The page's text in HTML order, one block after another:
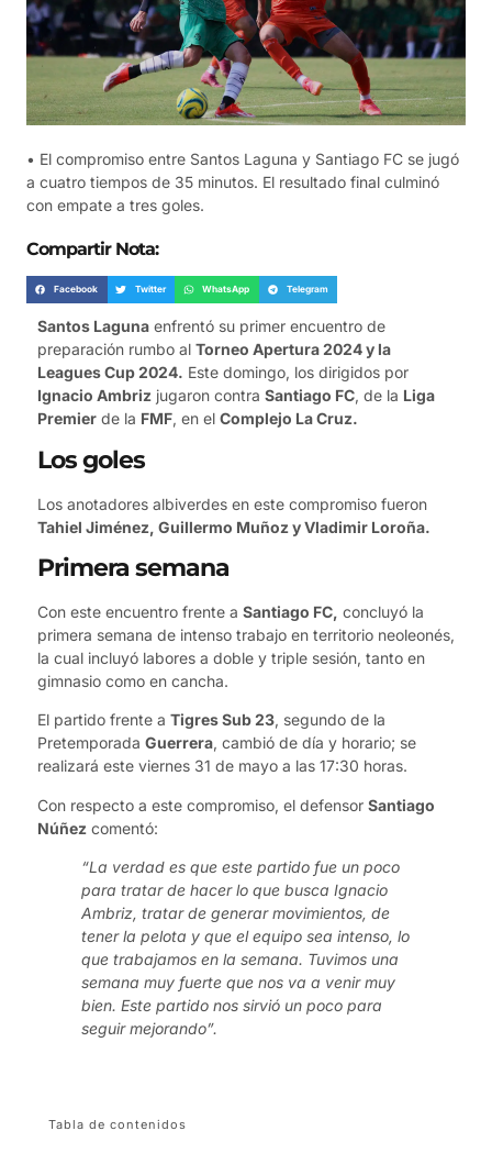
• El compromiso entre Santos Laguna y Santiago FC se jugó
a cuatro tiempos de 35 minutos. El resultado final culminó
con empate a tres goles.
Compartir Nota:
Facebook Twitter WhatsApp Telegram
Santos Laguna enfrentó su primer encuentro de
preparación rumbo al Torneo Apertura 2024 y la
Leagues Cup 2024. Este domingo, los dirigidos por
Ignacio Ambriz jugaron contra Santiago FC, de la Liga
Premier de la FMF, en el Complejo La Cruz.
Los goles
Los anotadores albiverdes en este compromiso fueron
Tahiel Jiménez, Guillermo Muñoz y Vladimir Loroña.
Primera semana
Con este encuentro frente a Santiago FC, concluyó la
primera semana de intenso trabajo en territorio neoleonés,
la cual incluyó labores a doble y triple sesión, tanto en
gimnasio como en cancha.
El partido frente a Tigres Sub 23, segundo de la
Pretemporada Guerrera, cambió de día y horario; se
realizará este viernes 31 de mayo a las 17:30 horas.
Con respecto a este compromiso, el defensor Santiago
Núñez comentó:
“La verdad es que este partido fue un poco
para tratar de hacer lo que busca Ignacio
Ambriz, tratar de generar movimientos, de
tener la pelota y que el equipo sea intenso, lo
que trabajamos en la semana. Tuvimos una
semana muy fuerte que nos va a venir muy
bien. Este partido nos sirvió un poco para
seguir mejorando”.
Tabla de contenidos